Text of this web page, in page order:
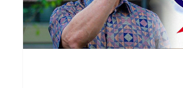
Tapi
Adunnya
Pula